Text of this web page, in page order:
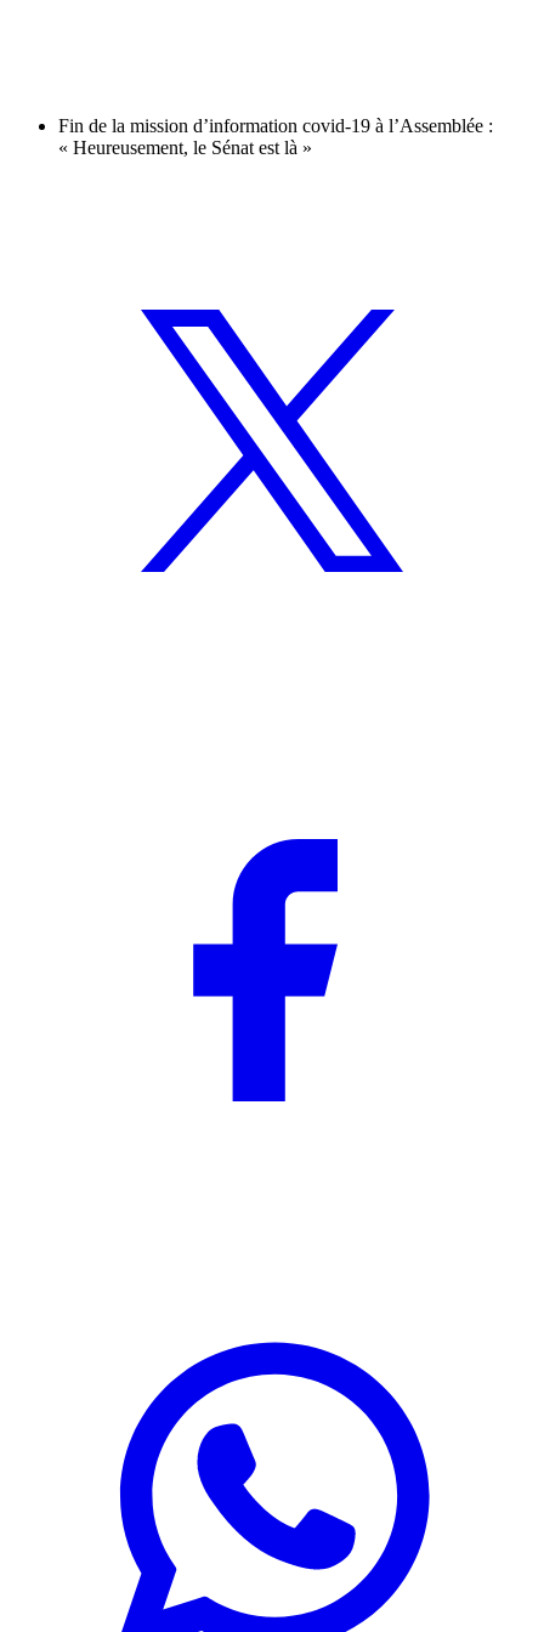
Fin de la mission d’information covid-19 à l’Assemblée :
« Heureusement, le Sénat est là »